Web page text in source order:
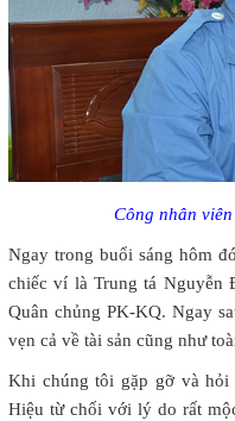
Công nhân
Ngay trong buổi sáng hôm
chiếc ví là Trung tá Nguyễn
Quân chủng PK-KQ. Ngay
vẹn cả về tài sản cũng như
Khi chúng tôi gặp gỡ và
Hiệu từ chối với lý do rất